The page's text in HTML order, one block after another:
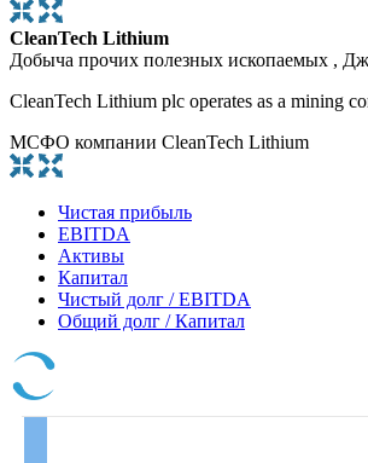
CleanTech Lithium
Добыча прочих полезных ископаемых ,
CleanTech Lithium plc operates as a mining
МСФО компании CleanTech Lithium
Чистая прибыль
EBITDA
Активы
Капитал
Чистый долг / EBITDA
Общий долг / Капитал